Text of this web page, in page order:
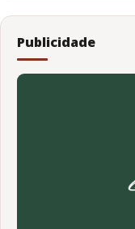
Publicidade